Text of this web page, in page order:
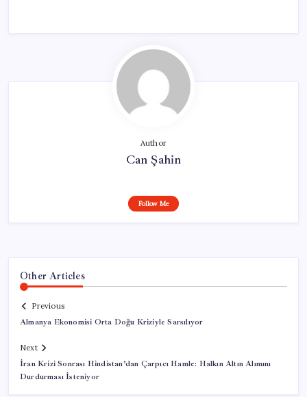
Author
Can Şahin
Follow Me
Other Articles
Previous
Almanya Ekonomisi Orta Doğu Kriziyle Sarsılıyor
Next
İran Krizi Sonrası Hindistan’dan Çarpıcı Hamle: Halkın Altın Alımını
Durdurması İsteniyor